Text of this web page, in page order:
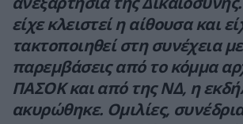
είχε κλειστεί η αίθουσα και
τακτοποιηθεί στη συνέχεια
παρεμβάσεις από το κόμμα
ΠΑΣΟΚ και από της ΝΔ, η
ακυρώθηκε. Ομιλίες,